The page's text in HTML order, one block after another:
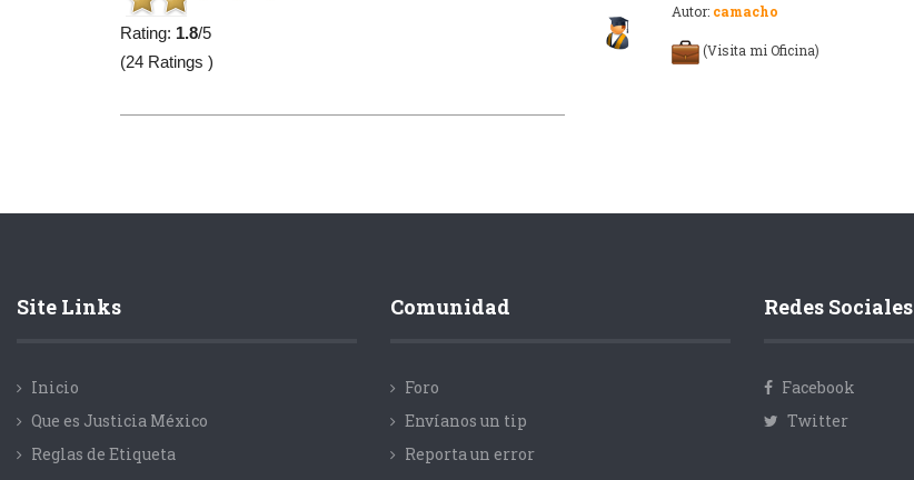
Rating: 1.8/5
(24 Ratings )
Autor: camacho
(Visita mi Oficina)
Site Links
Inicio
Que es Justicia México
Reglas de Etiqueta
Comunidad
Foro
Envíanos un tip
Reporta un error
Redes Sociales
Facebook
Twitter